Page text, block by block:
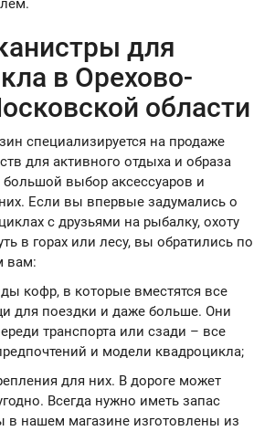
для
в Орехово-
области
специализируется на продаже
для активного отдыха и образа
выбор аксессуаров и
Если вы впервые задумались о
с друзьями на рыбалку, охоту
в горах или лесу, вы обратились по
вам:
кофр, в которые вместятся все
для поездки и даже больше. Они
транспорта или сзади – все
и модели квадроцикла;
для них. В дороге может
Всегда нужно иметь запас
в нашем магазине изготовлены из